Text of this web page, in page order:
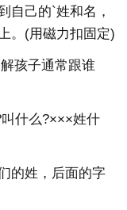
自己的`姓和名，
。(用磁力扣固定)
孩子通常跟谁
什么?×××姓什
的姓，后面的字